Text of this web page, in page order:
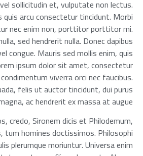
sollicitudin et, vulputate non lectus.
quis arcu consectetur tincidunt. Morbi
nec enim non, porttitor porttitor mi.
sed hendrerit nulla. Donec dapibus
congue. Mauris sed mollis enim, quis
ipsum dolor sit amet, consectetur
viverra orci nec faucibus.
felis ut auctor tincidunt, dui purus
ac hendrerit ex massa at augue.
credo, Sironem dicis et Philodemum,
tum homines doctissimos. Philosophi
plerumque moriuntur. Universa enim